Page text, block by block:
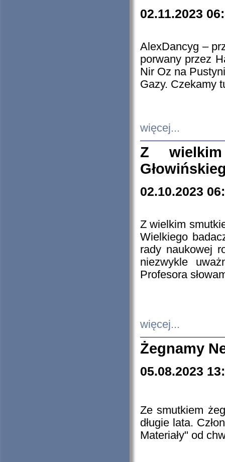
02.11.2023
AlexDancyg –
porwany przez
Nir Oz na
Gazy. Czekamy
więcej...
Z
02.10.2023
Z wielkim
Wielkiego
rady naukowej
niezwykle
Profesora
więcej...
Żegnamy
05.08.2023
Ze smutkiem
długie lata.
Materiały" od